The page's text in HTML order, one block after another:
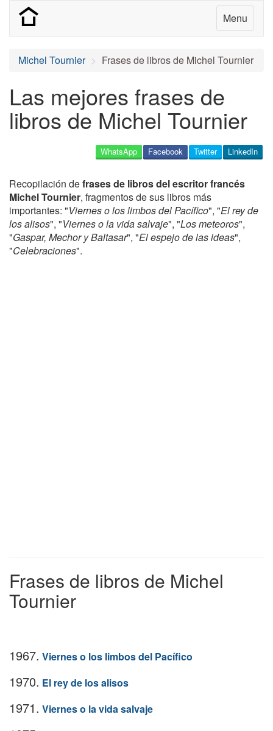
Menu
Michel Tournier Frases de libros de Michel Tournier
Las mejores frases de
libros de Michel Tournier
LinkedIn
Twitter
Facebook
WhatsApp
Recopilación defrases de libros del escritor francés
Michel Tournier, fragmentos de sus libros más
importantes: "Viernes o los limbos del Pacífico", "El rey de
los alisos", "Viernes o la vida salvaje", "Los meteoros",
"Gaspar, Mechor y Baltasar", "El espejo de las ideas",
"Celebraciones".
Frases de libros de Michel
Tournier
1967. Viernes o los limbos del Pacífico
1970. El rey de los alisos
1971. Viernes o la vida salvaje